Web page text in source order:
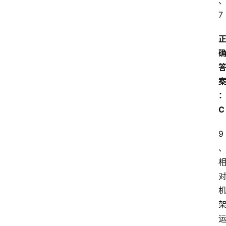
7
正
确
答
案
：
C
9
、
相
对
机
架
运